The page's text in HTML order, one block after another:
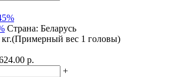
Страна: Беларусь
кг.(Примерный вес 1 головы)
p.
+